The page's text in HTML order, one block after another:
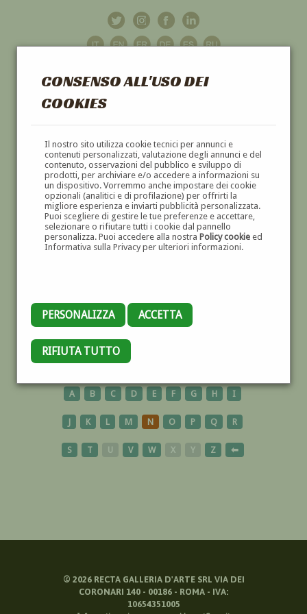
CONSENSO ALL'USO DEI
COOKIES
Il nostro sito utilizza cookie tecnici per annunci e
contenuti personalizzati, valutazione degli annunci e del
contenuto, osservazioni del pubblico e sviluppo di
prodotti, per archiviare e/o accedere a informazioni su
un dispositivo. Vorremmo anche impostare dei cookie
opzionali (analitici e di profilazione) per offrirti la
migliore esperienza e inviarti pubblicità personalizzata.
Puoi scegliere di gestire le tue preferenze e accettare,
selezionare o rifiutare tutti i cookie dal pannello
personalizza. Puoi accedere alla nostra Policy cookieed
Informativa sulla Privacy per ulteriori informazioni.
PERSONALIZZA ACCETTA
RIFIUTA TUTTO
GALLERIAD'ARTE
DIPINTI E SCULTURE '800 E '900
SPIAGGIA
A B C D E F G H I
J K L M N O P Q R
S T U V W X Y Z ⬅
© 2026RECTA GALLERIA D'ARTE SRL VIA DEI
CORONARI 140 - 00186 - ROMA - IVA:
10654351005